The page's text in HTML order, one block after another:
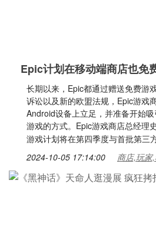
Epic计划在移动端商店也免
长期以来，Epic都通过赠送免费游
诉讼以及新的欧盟法规，Epic游戏
Android设备上立足，并准备开始
游戏的方式。Epic游戏商店总经理
游戏计划将在第四季度与首批第三
2024-10-05 17:14:00 商店,玩家